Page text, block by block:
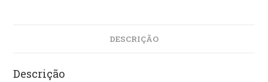
DESCRIÇÃO
Descrição